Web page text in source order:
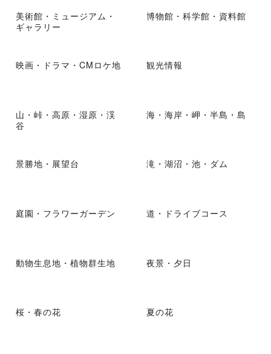
美術館・ミュージアム・
ギャラリー
博物館・科学館・資料館
映画・ドラマ・CMロケ地 観光情報
山・峠・高原・湿原・渓
谷
海・海岸・岬・半島・島
景勝地・展望台 滝・湖沼・池・ダム
庭園・フラワーガーデン 道・ドライブコース
動物生息地・植物群生地 夜景・夕日
桜・春の花 夏の花